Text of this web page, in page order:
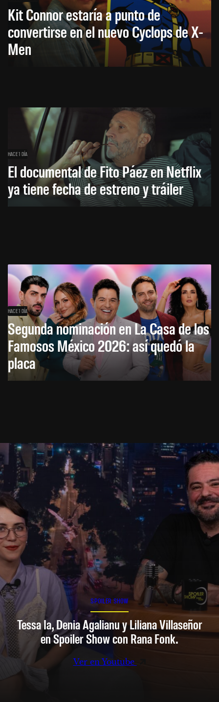
Kit Connor estaría a punto de
convertirse en el nuevo Cyclops de X-
Men
HACE 1 DÍA
El documental de Fito Páez en Netflix
ya tiene fecha de estreno y tráiler
HACE 1 DÍA
Segunda nominación en La Casa de los
Famosos México 2026: así quedó la
placa
SPOILER SHOW
Tessa Ia, Denia Agalianu y Liliana Villaseñor
en Spoiler Show con Rana Fonk.
Ver en Youtube